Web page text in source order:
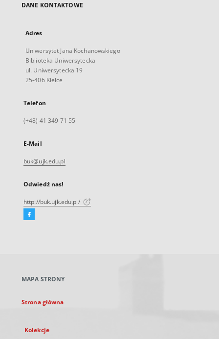
DANE KONTAKTOWE
Adres
Uniwersytet Jana Kochanowskiego
Biblioteka Uniwersytecka
ul. Uniwersytecka 19
25-406 Kielce
Telefon
(+48) 41 349 71 55
E-Mail
buk@ujk.edu.pl
Odwiedź nas!
http://buk.ujk.edu.pl/
Facebook
karcie
MAPA STRONY
Strona główna
Kolekcje